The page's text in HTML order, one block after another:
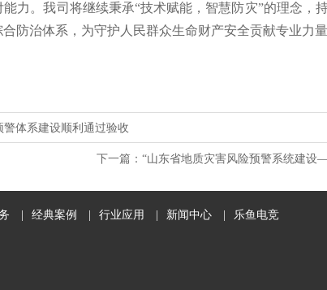
力。我司将继续秉承“技术赋能，智慧防灾”的理念，
防治体系，为守护人民群众生命财产安全贡献专业力量
警体系建设顺利通过验收
下一篇： “山东省地质灾害风险预警系统建
经典案例 行业应用 新闻中心 乐鱼电竞